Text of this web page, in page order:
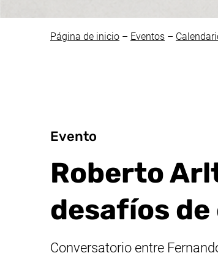
Página de inicio – Eventos –
Evento
Roberto
desafíos
Conversatorio entre